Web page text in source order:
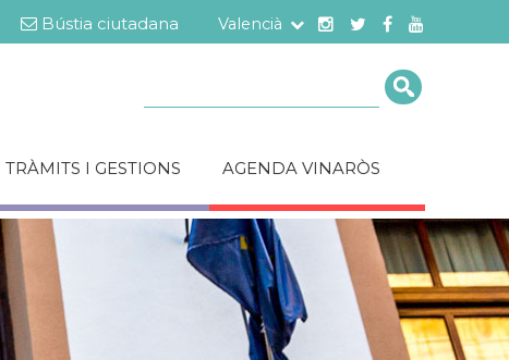
Bústia ciutadana Valencià
TRÀMITS I GESTIONS AGENDA VINARÒS